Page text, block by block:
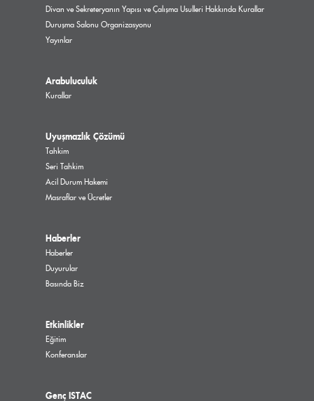
Divan ve Sekreteryanın Yapısı ve Çalışma Usulleri Hakkında Kurallar
Duruşma Salonu Organizasyonu
Yayınlar
Arabuluculuk
Kurallar
Uyuşmazlık Çözümü
Tahkim
Seri Tahkim
Acil Durum Hakemi
Masraflar ve Ücretler
Haberler
Haberler
Duyurular
Basında Biz
Etkinlikler
Eğitim
Konferanslar
Genç ISTAC